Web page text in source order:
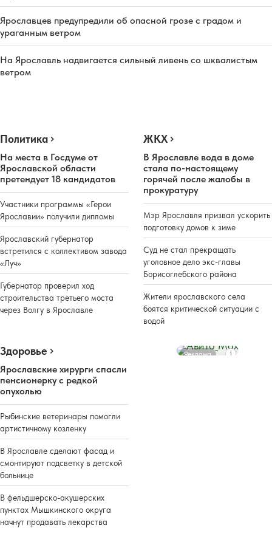
Ярославцев предупредили об опасной грозе с градом и
ураганным ветром
На Ярославль надвигается сильный ливень со шквалистым
ветром
Политика
На места в Госдуме от
Ярославской области
претендует 18 кандидатов
Участники программы «Герои
Ярославии» получили дипломы
Ярославский губернатор
встретился с коллективом завода
«Луч»
Губернатор проверил ход
строительства третьего моста
через Волгу в Ярославле
ЖКХ
В Ярославле вода в доме
стала по-настоящему
горячей после жалобы в
прокуратуру
Мэр Ярославля призвал ускорить
подготовку домов к зиме
Суд не стал прекращать
уголовное дело экс-главы
Борисоглебского района
Жители ярославского села
боятся критической ситуации с
водой
Здоровье
Ярославские хирурги спасли
пенсионерку с редкой
опухолью
Рыбинские ветеринары помогли
артистичному козленку
В Ярославле сделают фасад и
смонтируют подсветку в детской
больнице
В фельдшерско-акушерских
пунктах Мышкинского округа
начнут продавать лекарства
Реклама